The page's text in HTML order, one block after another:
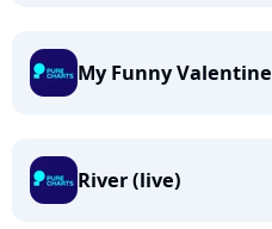
My Funny Valentine
River (live)